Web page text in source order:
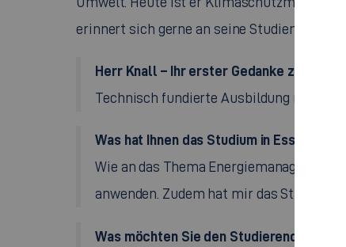
erinnert sich gerne an seine Studienzeit in
Herr Knall – Ihr erster Gedanke zu
Technisch fundierte Ausbildung mitten
Was hat Ihnen das Studium in Esslingen
Wie an das Thema Energiemanagement
anwenden. Zudem hat mir das Studium
Was möchten Sie den Studierenden mit